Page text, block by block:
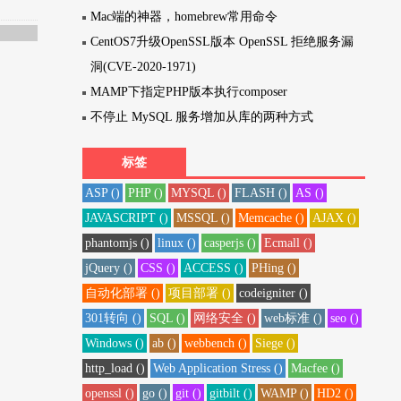
Mac端的神器，homebrew常用命令
CentOS7升级OpenSSL版本 OpenSSL 拒绝服务漏
洞(CVE-2020-1971)
MAMP下指定PHP版本执行composer
不停止 MySQL 服务增加从库的两种方式
标签
ASP () PHP () MYSQL () FLASH ()
AS ()
JAVASCRIPT ()
MSSQL () Memcache ()
AJAX ()
phantomjs ()
linux () casperjs ()
Ecmall ()
jQuery ()
CSS () ACCESS ()
PHing ()
自动化部署 ()
项目部署 ()
codeigniter ()
301转向 ()
SQL () 网络安全 () web标准 ()
seo ()
Windows ()
ab () webbench ()
Siege ()
http_load ()
Web Application Stress ()
Macfee ()
openssl ()
go () git () gitbilt () WAMP ()
HD2 ()